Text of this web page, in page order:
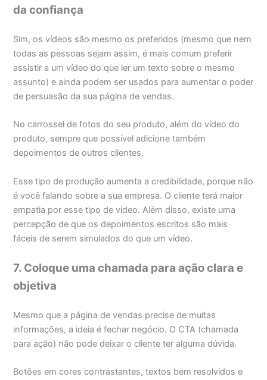
da confiança
Sim, os vídeos são mesmo os preferidos (mesmo que nem
todas as pessoas sejam assim, é mais comum preferir
assistir a um vídeo do que ler um texto sobre o mesmo
assunto) e ainda podem ser usados para aumentar o poder
de persuasão da sua página de vendas.
No carrossel de fotos do seu produto, além do vídeo do
produto, sempre que possível adicione também
depoimentos de outros clientes.
Esse tipo de produção aumenta a credibilidade, porque não
é você falando sobre a sua empresa. O cliente terá maior
empatia por esse tipo de vídeo. Além disso, existe uma
percepção de que os depoimentos escritos são mais
fáceis de serem simulados do que um vídeo.
7. Coloque uma chamada para ação clara e
objetiva
Mesmo que a página de vendas precise de muitas
informações, a ideia é fechar negócio. O CTA (chamada
para ação) não pode deixar o cliente ter alguma dúvida.
Botões em cores contrastantes, textos bem resolvidos e